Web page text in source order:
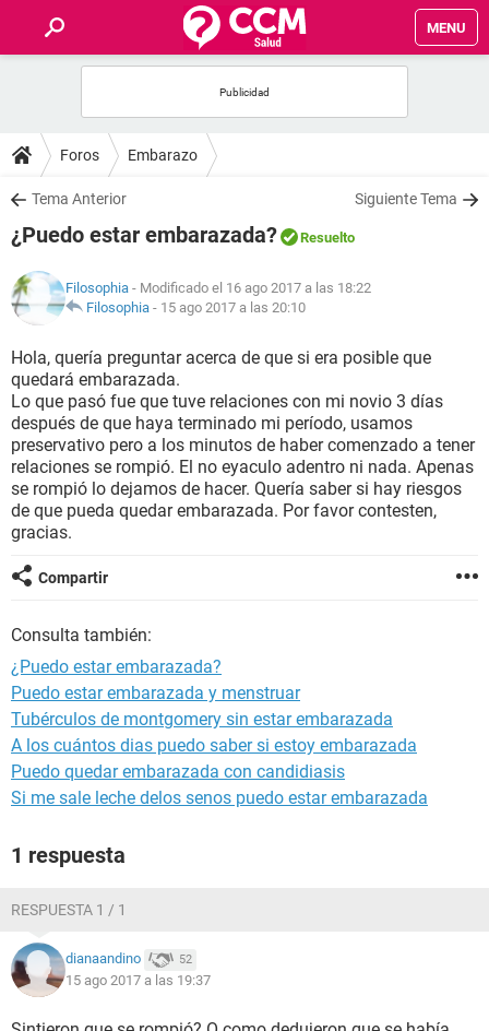
MENU
FOROS
SALUD
FAMILIA
NUTRICIÓN
BIENESTAR
SEXUALIDAD
GLOSARIO
Foros Embarazo
Tema Anterior Siguiente Tema
¿Puedo estar embarazada? Resuelto
Filosophia - Modificado el 16 ago 2017 a las 18:22
Filosophia - 15 ago 2017 a las 20:10
Hola, quería preguntar acerca de que si era posible que
quedará embarazada.
Lo que pasó fue que tuve relaciones con mi novio 3 días
después de que haya terminado mi período, usamos
preservativo pero a los minutos de haber comenzado a tener
relaciones se rompió. El no eyaculo adentro ni nada. Apenas
se rompió lo dejamos de hacer. Quería saber si hay riesgos
de que pueda quedar embarazada. Por favor contesten,
gracias.
Compartir
Consulta también:
¿Puedo estar embarazada?
Puedo estar embarazada y menstruar
Tubérculos de montgomery sin estar embarazada
A los cuántos dias puedo saber si estoy embarazada
Puedo quedar embarazada con candidiasis
Si me sale leche delos senos puedo estar embarazada
1 respuesta
RESPUESTA 1 / 1
dianaandino 52
15 ago 2017 a las 19:37